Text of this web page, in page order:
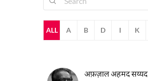
ALL A B D I K
अफ़ज़ाल अहमद सय्यद